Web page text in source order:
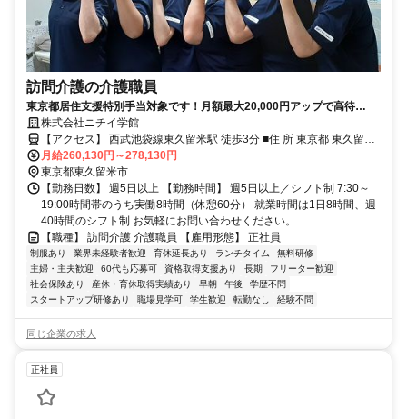
訪問介護の介護職員
東京都居住支援特別手当対象です！月額最大20,000円アップで高待
遇！ 正社員！東久留米駅近の事務所です。訪問介護（ホームヘルパ
ー）の介護スタッフとして地域に貢献しませんか？
株式会社ニチイ学館
【アクセス】 西武池袋線東久留米駅 徒歩3分 ■住 所 東京都 東久留米
市 本町1-3-30ﾒﾗﾝﾌﾟｽﾋﾞﾙ4F ■アクセス 西武池袋線東久留米駅 徒歩3分
月給260,130円～278,130円
東京都東久留米市
【勤務日数】 週5日以上 【勤務時間】 週5日以上／シフト制 7:30～
19:00時間帯のうち実働8時間（休憩60分） 就業時間は1日8時間、週
40時間のシフト制 お気軽にお問い合わせください。 ...
【職種】 訪問介護 介護職員 【雇用形態】 正社員
制服あり 業界未経験者歓迎 育休延長あり ランチタイム
無料研修
主婦・主夫歓迎
60代も応募可 資格取得支援あり 長期
フリーター歓迎
社会保険あり
産休・育休取得実績あり 早朝 午後
学歴不問
スタートアップ研修あり
職場見学可 学生歓迎 転勤なし 経験不問
同じ企業の求人
正社員